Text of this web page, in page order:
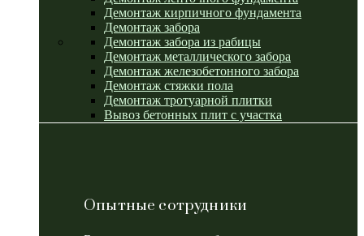
Демонтаж кирпичного фундамента
Демонтаж забора
Демонтаж забора из рабицы
Демонтаж металлического забора
Демонтаж железобетонного забора
Демонтаж стяжки пола
Демонтаж тротуарной плитки
Вывоз бетонных плит с участка
Опытные сотрудники